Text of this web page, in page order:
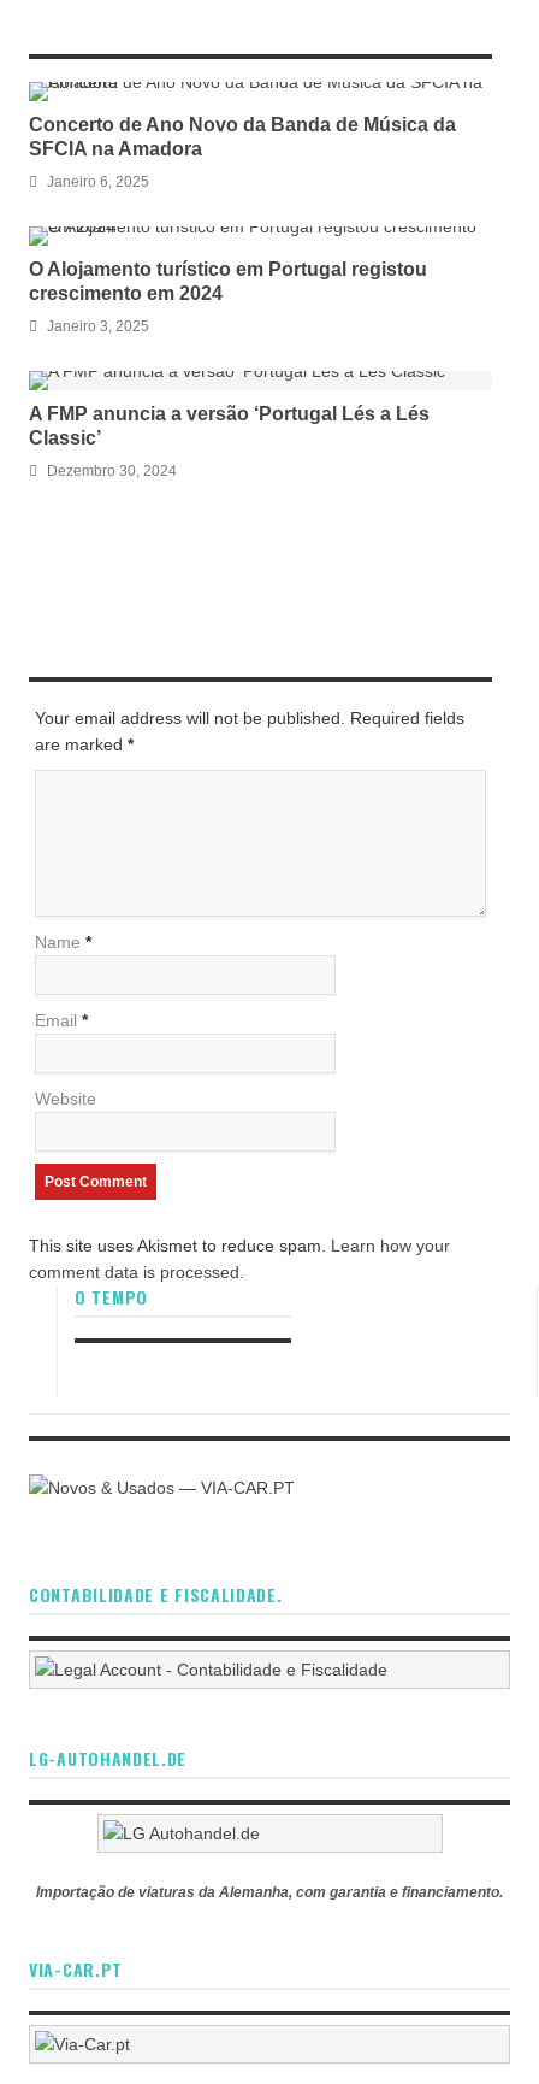
Concerto de Ano Novo da Banda de Música da
SFCIA na Amadora
Janeiro 6, 2025
O Alojamento turístico em Portugal registou
crescimento em 2024
Janeiro 3, 2025
A FMP anuncia a versão ‘Portugal Lés a Lés
Classic’
Dezembro 30, 2024
Your email address will not be published. Required fields
are marked *
Name *
Email *
Website
This site uses Akismet to reduce spam. Learn how your
comment data is processed.
O TEMPO
CONTABILIDADE E FISCALIDADE.
LG-AUTOHANDEL.DE
Importação de viaturas da Alemanha, com garantia e financiamento.
VIA-CAR.PT